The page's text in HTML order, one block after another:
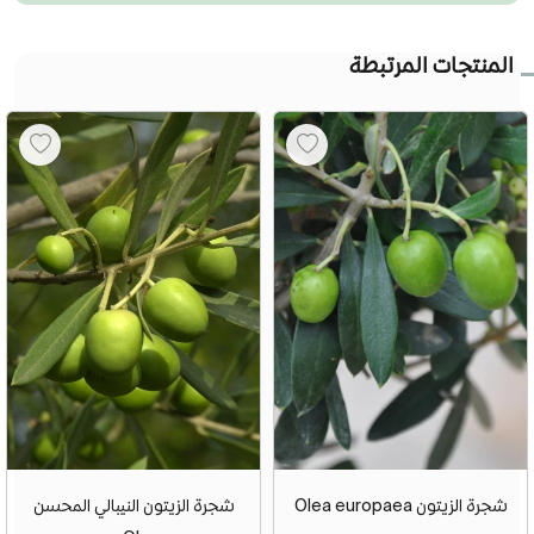
المنتجات المرتبطة
شجرة الزيتون Olea europaea
شجرة الزيتون النيبالي المحسن